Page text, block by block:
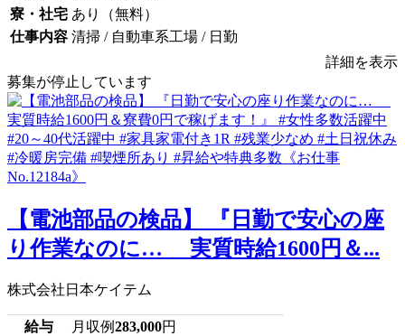
寮・社宅 あり（無料）
仕事内容 清掃 / 自動車系工場 / 日勤
詳細を表示
募集が停止しています
【電池部品の検品】 『日勤で安心の座
り作業なのに… 実質時給1600円＆...
株式会社日本ケイテム
給与 月収例283,000円